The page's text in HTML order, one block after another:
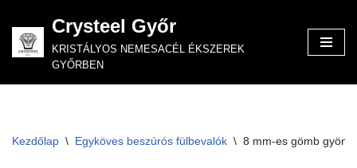
Skip
to
Crysteel Győr
KRISTÁLYOS NEMESACÉL ÉKSZEREK
GYŐRBEN
Kezdőlap \ Egyköves beszúrós fülbevalók \ 8 mm-es gömb